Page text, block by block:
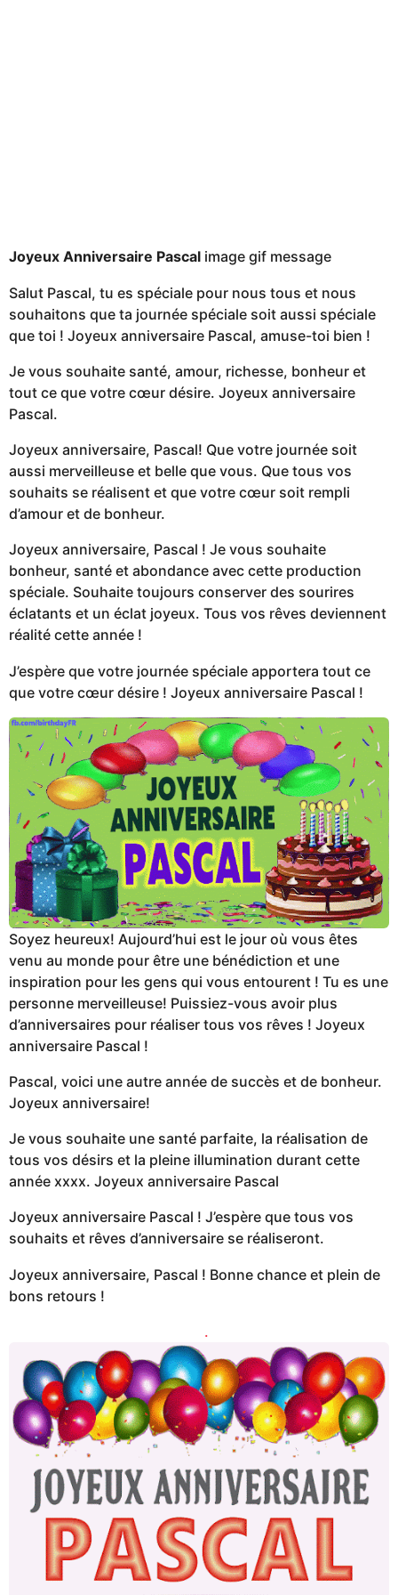
Joyeux Anniversaire Pascal image gif message
Salut Pascal, tu es spéciale pour nous tous et nous
souhaitons que ta journée spéciale soit aussi spéciale
que toi ! Joyeux anniversaire Pascal, amuse-toi bien !
Je vous souhaite santé, amour, richesse, bonheur et
tout ce que votre cœur désire. Joyeux anniversaire
Pascal.
Joyeux anniversaire, Pascal! Que votre journée soit
aussi merveilleuse et belle que vous. Que tous vos
souhaits se réalisent et que votre cœur soit rempli
d’amour et de bonheur.
Joyeux anniversaire, Pascal ! Je vous souhaite
bonheur, santé et abondance avec cette production
spéciale. Souhaite toujours conserver des sourires
éclatants et un éclat joyeux. Tous vos rêves deviennent
réalité cette année !
J’espère que votre journée spéciale apportera tout ce
que votre cœur désire ! Joyeux anniversaire Pascal !
Soyez heureux! Aujourd’hui est le jour où vous êtes
venu au monde pour être une bénédiction et une
inspiration pour les gens qui vous entourent ! Tu es une
personne merveilleuse! Puissiez-vous avoir plus
d’anniversaires pour réaliser tous vos rêves ! Joyeux
anniversaire Pascal !
Pascal, voici une autre année de succès et de bonheur.
Joyeux anniversaire!
Je vous souhaite une santé parfaite, la réalisation de
tous vos désirs et la pleine illumination durant cette
année xxxx. Joyeux anniversaire Pascal
Joyeux anniversaire Pascal ! J’espère que tous vos
souhaits et rêves d’anniversaire se réaliseront.
Joyeux anniversaire, Pascal ! Bonne chance et plein de
bons retours !
.